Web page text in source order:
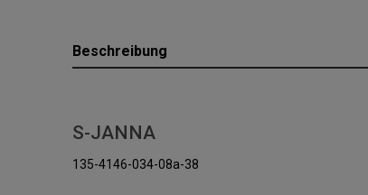
Beschreibung
S-JANNA
135-4146-034-08a-38